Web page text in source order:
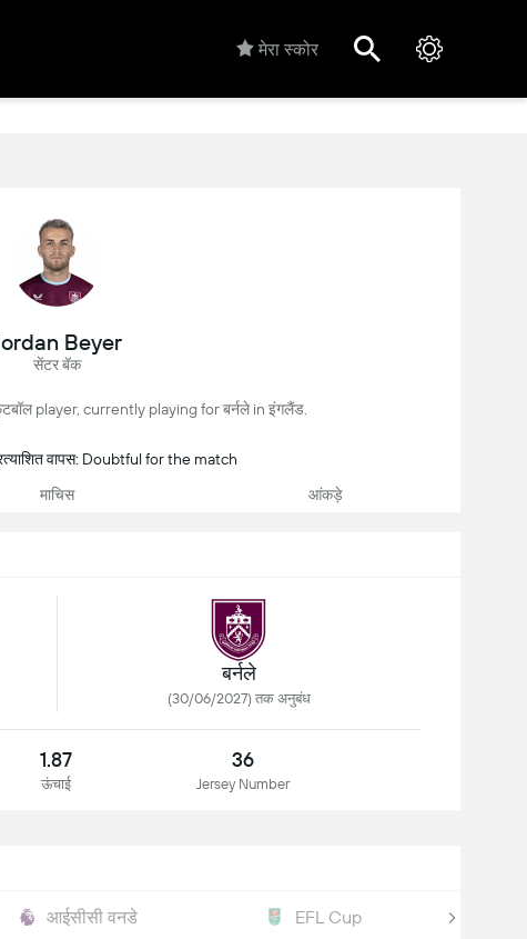
मेरा स्कोर
Beyer
सेंटर बॅक
player, currently playing for बर्नले in इंगलैंड.
वापस: Doubtful for the match
माचिस आंकड़े
बर्नले
(30/06/2027) तक अनुबंध
1.87
ऊंचाई
36
Jersey Number
आईसीसी वनडे EFL Cup